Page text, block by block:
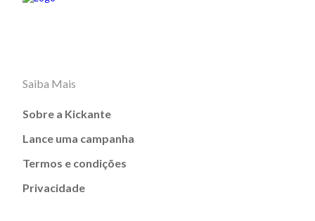
Saiba Mais
Sobre a Kickante
Lance uma campanha
Termos e condições
Privacidade